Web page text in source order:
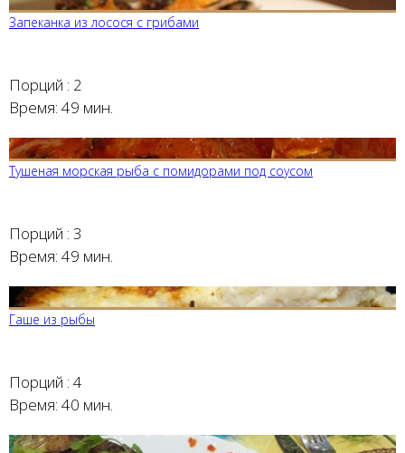
Запеканка из лосося с грибами
Порций : 2
Время: 49 мин.
Тушеная морская рыба с помидорами под соусом
Порций : 3
Время: 49 мин.
Гаше из рыбы
Порций : 4
Время: 40 мин.